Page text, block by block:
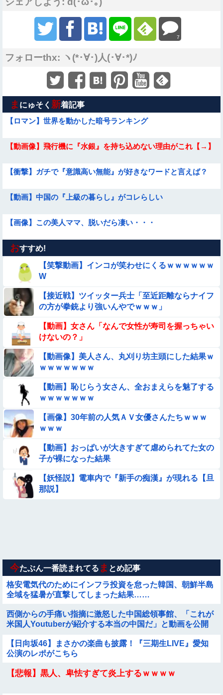
7
フォローthx: ヽ(*･∀･)人(･∀･*)ﾉ
ま にゅそく 新着記事
【ロマン】世界を動かした暗号ランキング
【動画像】飛行機に『水銀』を持ち込めない理由がこれ【→】
【衝撃】ガチで『意識高い無能』が好きなワードと言えば？
【動画】中国の『上級の暮らし』がコレらしい
【画像】この美人ママ、脱いだら凄い・・・
【画像】昔の日本人の水着、ゑっちｗｗｗｗｗｗｗ
【動画】美少女4人組の20年後の姿がヤバいwwwwww
【動画】韓国アイドルさん、ヱチヱチ限界点を超えてしまう
【画像】夏のバイクがヤバすぎるｗｗｗｗｗ
【動画】広島に落とされた『原子爆弾』の『再現動画』がこち
ら・・・
【動画】デブの喧嘩 ガチでヤバい……
【動画】女子中学生の『チン媚びダンス』が気持ち悪い🤮
【画像】プールに来てた水着JCたち どの娘を選ぶの？
【画像】プールで水着が脱げちゃった女の子の反応ｗｗｗｗｗ
ｗｗｗ
【画像】女子高生「え待って、パパが隣りの車両いる。。。」
襲われてオッパイ揉まれた」
おすすめ!
【笑撃動画】インコが笑わせにくるｗｗｗｗｗｗ
W
【接近戦】ツイッター兵士「至近距離ならナイフ
の方が拳銃より強いんやでｗｗｗ」
【動画】女さん「なんで女性が寿司を握っちゃい
けないの？」
【動画像】美人さん、丸刈り坊主頭にした結果ｗ
ｗｗｗｗｗｗｗ
【動画】恥じらう女さん、全おまえらを魅了する
ｗｗｗｗｗｗｗ
【画像】30年前の人気ＡＶ女優さんたちｗｗｗ
ｗｗｗ
【動画】おっぱいが大きすぎて虐められてた女の
子が裸になった結果
【妖怪説】電車内で『新手の痴漢』が現れる【旦
那説】
今たぶん一番読まれてる ま とめ記事
格安電気代のためにインフラ投資を怠った韓国、朝鮮半島
全域を猛暑が直撃してしまった結果……
西側からの手痛い指摘に激怒した中国総領事館、「これが
米国人Youtuberが紹介する本当の中国だ」と動画を公開
【日向坂46】まさかの楽曲も披露！『三期生LIVE』愛知
公演のレポがこちら
【悲報】黒人、卑怯すぎて炎上するｗｗｗｗ